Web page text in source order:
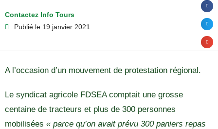
Contactez Info Tours
Publié le 19 janvier 2021
A l’occasion d’un mouvement de protestation régional.
Le syndicat agricole FDSEA comptait une grosse
centaine de tracteurs et plus de 300 personnes
mobilisées « parce qu’on avait prévu 300 paniers repas